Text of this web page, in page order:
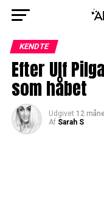
KENDTE
Efter Ulf
som håbet
Udgivet 12
Af Sarah S